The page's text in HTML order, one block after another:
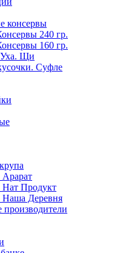
консервы
240 гр.
160 гр.
Щи
Суфле
Продукт
Деревня
производители